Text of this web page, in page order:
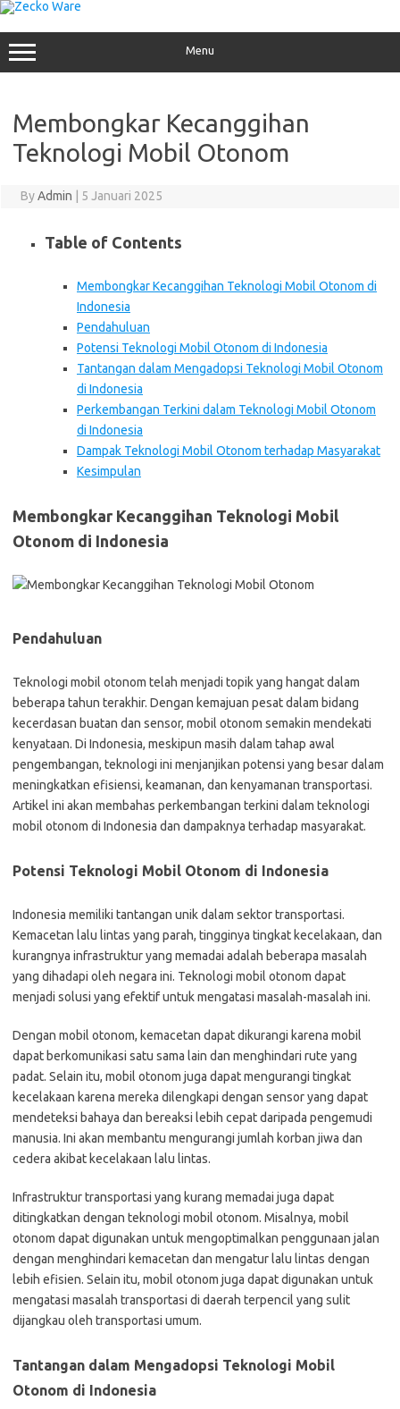
Skip
to
content
Menu
Membongkar Kecanggihan
Teknologi Mobil Otonom
ByAdmin 5 Januari 2025
Table of Contents
Membongkar Kecanggihan Teknologi Mobil Otonom di
Indonesia
Pendahuluan
Potensi Teknologi Mobil Otonom di Indonesia
Tantangan dalam Mengadopsi Teknologi Mobil Otonom
di Indonesia
Perkembangan Terkini dalam Teknologi Mobil Otonom
di Indonesia
Dampak Teknologi Mobil Otonom terhadap Masyarakat
Kesimpulan
Membongkar Kecanggihan Teknologi Mobil
Otonom di Indonesia
Pendahuluan
Teknologi mobil otonom telah menjadi topik yang hangat dalam
beberapa tahun terakhir. Dengan kemajuan pesat dalam bidang
kecerdasan buatan dan sensor, mobil otonom semakin mendekati
kenyataan. Di Indonesia, meskipun masih dalam tahap awal
pengembangan, teknologi ini menjanjikan potensi yang besar dalam
meningkatkan efisiensi, keamanan, dan kenyamanan transportasi.
Artikel ini akan membahas perkembangan terkini dalam teknologi
mobil otonom di Indonesia dan dampaknya terhadap masyarakat.
Potensi Teknologi Mobil Otonom di Indonesia
Indonesia memiliki tantangan unik dalam sektor transportasi.
Kemacetan lalu lintas yang parah, tingginya tingkat kecelakaan, dan
kurangnya infrastruktur yang memadai adalah beberapa masalah
yang dihadapi oleh negara ini. Teknologi mobil otonom dapat
menjadi solusi yang efektif untuk mengatasi masalah-masalah ini.
Dengan mobil otonom, kemacetan dapat dikurangi karena mobil
dapat berkomunikasi satu sama lain dan menghindari rute yang
padat. Selain itu, mobil otonom juga dapat mengurangi tingkat
kecelakaan karena mereka dilengkapi dengan sensor yang dapat
mendeteksi bahaya dan bereaksi lebih cepat daripada pengemudi
manusia. Ini akan membantu mengurangi jumlah korban jiwa dan
cedera akibat kecelakaan lalu lintas.
Infrastruktur transportasi yang kurang memadai juga dapat
ditingkatkan dengan teknologi mobil otonom. Misalnya, mobil
otonom dapat digunakan untuk mengoptimalkan penggunaan jalan
dengan menghindari kemacetan dan mengatur lalu lintas dengan
lebih efisien. Selain itu, mobil otonom juga dapat digunakan untuk
mengatasi masalah transportasi di daerah terpencil yang sulit
dijangkau oleh transportasi umum.
Tantangan dalam Mengadopsi Teknologi Mobil
Otonom di Indonesia